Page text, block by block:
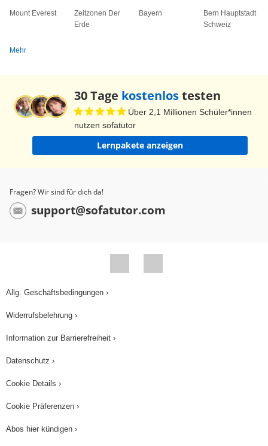
Mount Everest
Zeitzonen Der
Erde
Bayern
Bern Hauptstadt
Schweiz
Mehr
30 Tage kostenlostesten
Über 2,1 Millionen Schüler*innen
nutzen sofatutor
Lernpakete anzeigen
Fragen? Wir sind für dich da!
support@sofatutor.com
Allg. Geschäftsbedingungen ›
Widerrufsbelehrung ›
Information zur Barrierefreiheit ›
Datenschutz ›
Cookie Details ›
Cookie Präferenzen ›
Abos hier kündigen ›